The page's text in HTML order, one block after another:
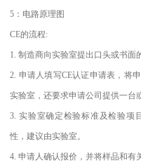
5：电路原理图
CE的流程:
1. 制造商向实验室提出口头或书面
2. 申请人填写CE认证申请表，将
实验室，还要求申请公司提供一台
3. 实验室确定检验标准及检验项
性，建议由实验室。
4. 申请人确认报价，并将样品和有